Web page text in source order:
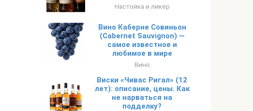
Настойка и ликёр
Вино Каберне Совиньон
(Cabernet Sauvignon) —
самое известное и
любимое в мире
Вино
Виски «Чивас Ригал» (12
лет): описание, цены. Как
не нарваться на
подделку?